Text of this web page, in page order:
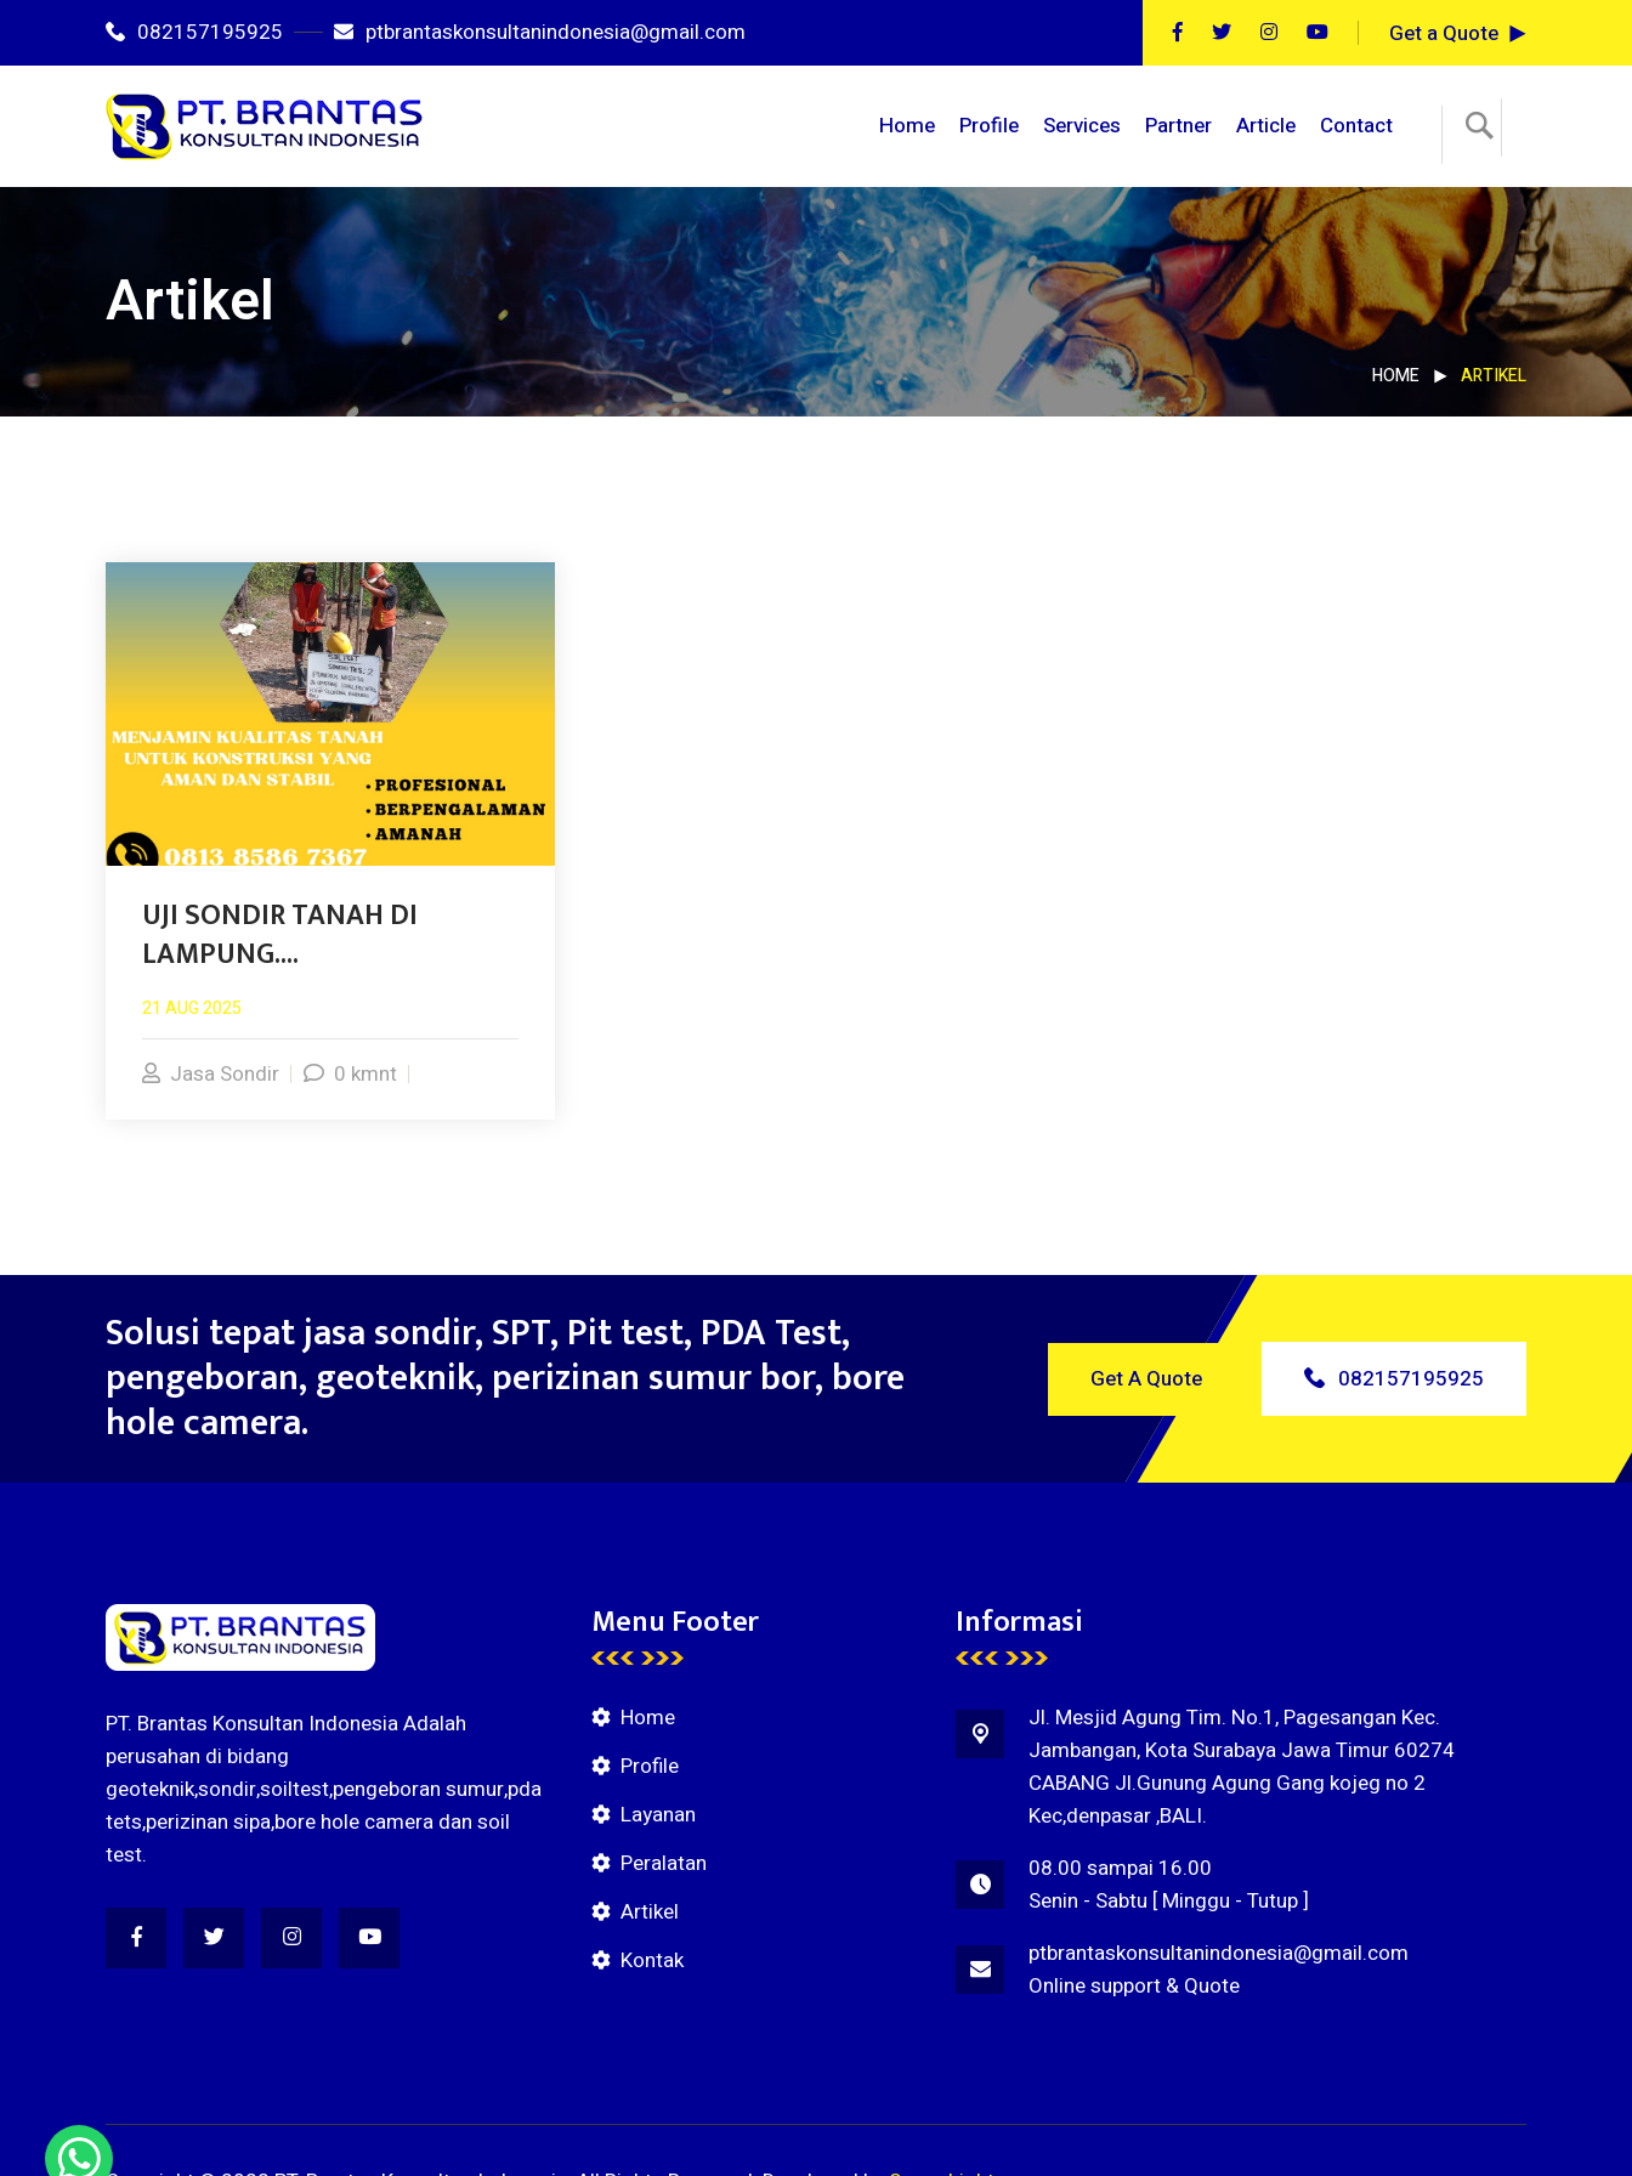
082157195925 ptbrantaskonsultanindonesia@gmail.com Get a Quote
Home Profile Services Partner Article Contact
Artikel
HOME ARTIKEL
UJI SONDIR TANAH DI
LAMPUNG....
21 AUG 2025
Jasa Sondir 0 kmnt
Solusi tepat jasa sondir, SPT, Pit test, PDA Test,
pengeboran, geoteknik, perizinan sumur bor, bore
hole camera.
Get A Quote 082157195925
PT. Brantas Konsultan Indonesia Adalah
perusahan di bidang
geoteknik,sondir,soiltest,pengeboran sumur,pda
tets,perizinan sipa,bore hole camera dan soil
test.
Menu Footer
Home
Profile
Layanan
Peralatan
Artikel
Kontak
Informasi
Jl. Mesjid Agung Tim. No.1, Pagesangan Kec.
Jambangan, Kota Surabaya Jawa Timur 60274
CABANG Jl.Gunung Agung Gang kojeg no 2
Kec,denpasar ,BALI.
08.00 sampai 16.00
Senin - Sabtu [ Minggu - Tutup ]
ptbrantaskonsultanindonesia@gmail.com
Online support & Quote